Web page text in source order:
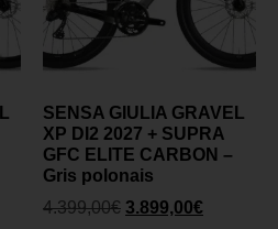
SENSA GIULIA GRAVEL
XP DI2 2027 + SUPRA
GFC ELITE CARBON –
Gris polonais
4.399,00€ 3.899,00€